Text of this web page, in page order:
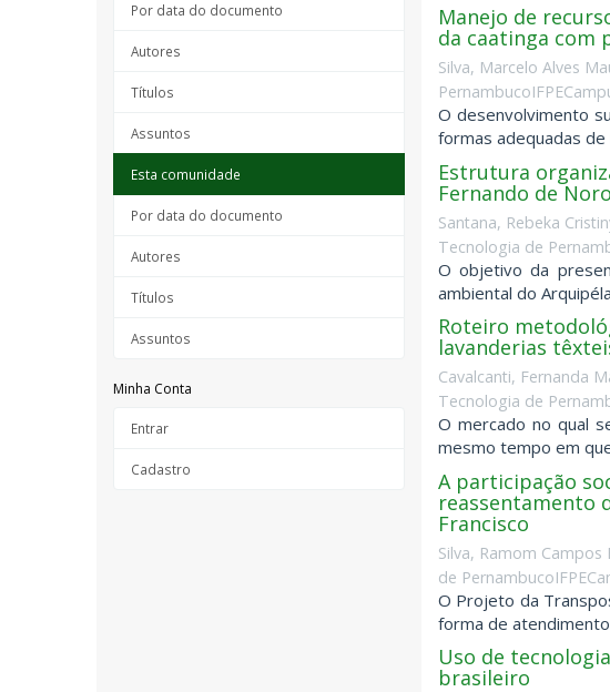
Por data do documento
Autores
Títulos
Assuntos
Esta comunidade
Por data do documento
Autores
Títulos
Assuntos
Minha Conta
Entrar
Cadastro
Manejo de
da caatinga com
Silva, Marcelo Alves
O desenvolvimento
formas adequadas
Estrutura
Fernando de
Santana, Rebeka
Tecnologia de
O objetivo da
ambiental do
Roteiro
lavanderias
Cavalcanti, Fernanda
Tecnologia de
O mercado no qual
mesmo tempo em
A participação
reassentamento
Francisco
Silva, Ramom
de
O Projeto da
forma de
Uso de
brasileiro